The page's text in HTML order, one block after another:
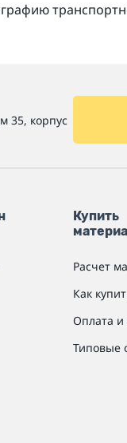
35, корпус
Купить
Расчет
Как
Оплата и
Типовые